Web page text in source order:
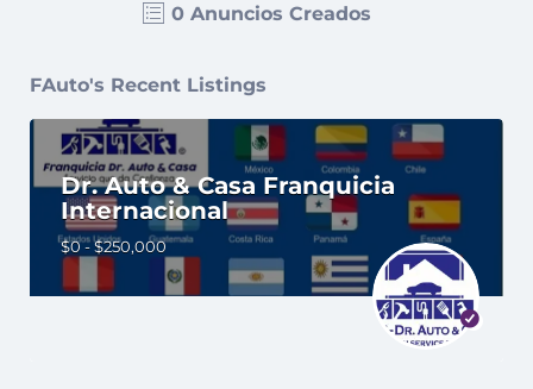
0 Anuncios Creados
FAuto's Recent Listings
Dr. Auto & Casa Franquicia
Internacional
$0 - $250,000